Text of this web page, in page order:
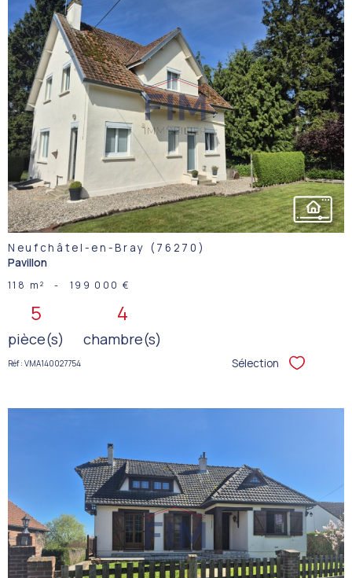
VOIR LE
BIEN
Neufchâtel-en-Bray (76270)
Pavillon
118 m² - 199 000 €
5
pièce(s)
4
chambre(s)
Réf : VMA140027754 Sélection Sélectionner
VOIR LE
BIEN